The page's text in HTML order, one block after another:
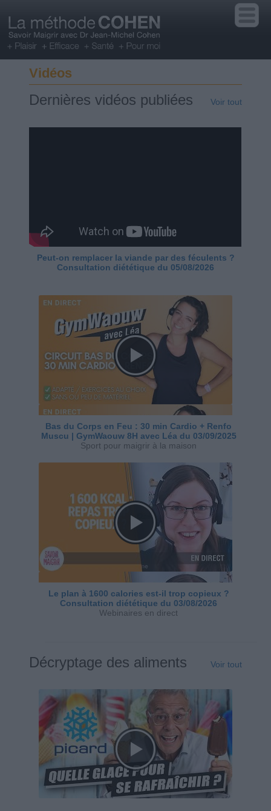
Vidéos
Dernières vidéos publiées Voir tout
Peut-on remplacer la viande par des féculents ?
Consultation diététique du 05/08/2026
Bas du Corps en Feu : 30 min Cardio + Renfo
Muscu | GymWaouw 8H avec Léa du 03/09/2025
Sport pour maigrir à la maison
Le plan à 1600 calories est-il trop copieux ?
Consultation diététique du 03/08/2026
Webinaires en direct
Décryptage des aliments Voir tout